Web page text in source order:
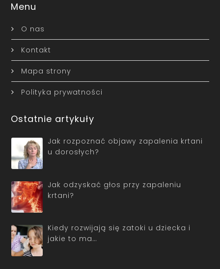
Menu
O nas
Kontakt
Mapa strony
Polityka prywatności
Ostatnie artykuły
Jak rozpoznać objawy zapalenia krtani
u dorosłych?
Jak odzyskać głos przy zapaleniu
krtani?
Kiedy rozwijają się zatoki u dziecka i
jakie to ma…